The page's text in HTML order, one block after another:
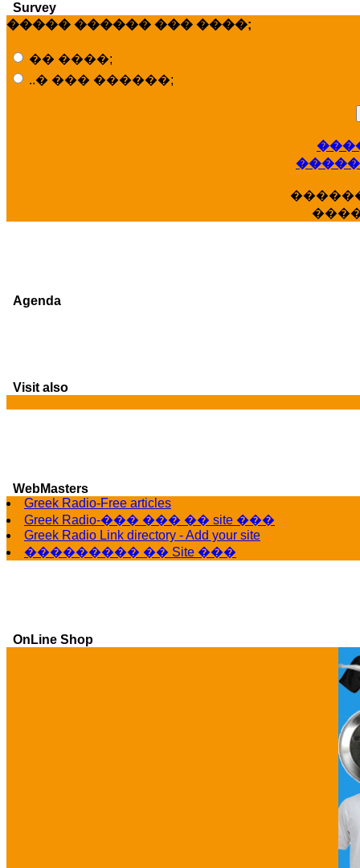
Survey
����� ������ ��� ����;
�� ����;
..� ��� ������;
Agenda
Visit also
WebMasters
Greek Radio-Free articles
Greek Radio-��� ��� �� site ���
Greek Radio Link directory - Add your site
��������� �� Site ���
OnLine Shop